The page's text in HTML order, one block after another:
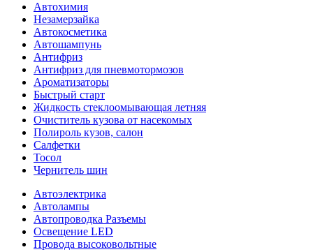
Автохимия
Незамерзайка
Автокосметика
Автошампунь
Антифриз
Антифриз для пневмотормозов
Ароматизаторы
Быстрый старт
Жидкость стеклоомывающая летняя
Очиститель кузова от насекомых
Полироль кузов, салон
Салфетки
Тосол
Чернитель шин
Автоэлектрика
Автолампы
Автопроводка Разъемы
Освещение LED
Провода высоковольтные